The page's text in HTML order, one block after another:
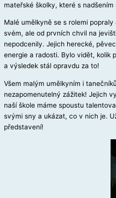
mateřské školky, které s
Malé umělkyně se s rolemi
svém, ale od prvních chvil na
nepodcenily. Jejich herecké,
energie a radosti. Bylo vidět, kolik
a výsledek stál opravdu za to!
Všem malým umělkyním i
nezapomenutelný zážitek! Jejich
naší škole máme spoustu
svými sny a ukázat, co v nich je.
představení!